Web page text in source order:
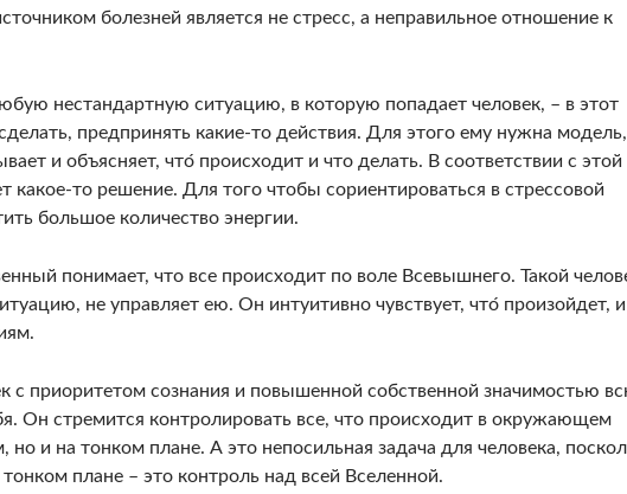
болезней является не стресс, а неправильное отношение к
нестандартную ситуацию, в которую попадает человек, – в этот
предпринять какие-то действия. Для этого ему нужна модель,
и объясняет, что́ происходит и что делать. В соответствии с этой
какое-то решение. Для того чтобы сориентироваться в стрессовой
большое количество энергии.
понимает, что все происходит по воле Всевышнего. Такой
не управляет ею. Он интуитивно чувствует, что́ произойдет, и
с приоритетом сознания и повышенной собственной значимостью
Он стремится контролировать все, что происходит в окружающем
и на тонком плане. А это непосильная задача для человека,
плане – это контроль над всей Вселенной.